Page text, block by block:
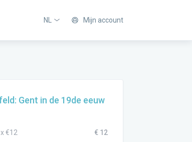
NL Mijn account
Gent in de 19de eeuw
€12
€ 12